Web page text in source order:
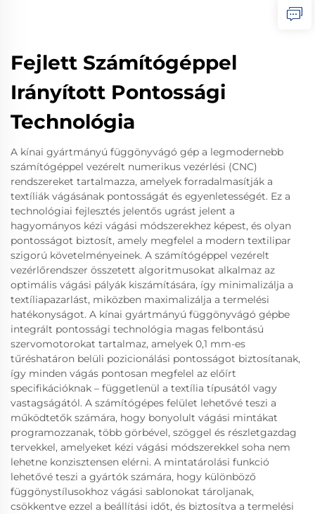
Fejlett Számítógéppel
Irányított Pontossági
Technológia
A kínai gyártmányú függönyvágó gép a legmodernebb
számítógéppel vezérelt numerikus vezérlési (CNC)
rendszereket tartalmazza, amelyek forradalmasítják a
textíliák vágásának pontosságát és egyenletességét. Ez a
technológiai fejlesztés jelentős ugrást jelent a
hagyományos kézi vágási módszerekhez képest, és olyan
pontosságot biztosít, amely megfelel a modern textilipar
szigorú követelményeinek. A számítógéppel vezérelt
vezérlőrendszer összetett algoritmusokat alkalmaz az
optimális vágási pályák kiszámítására, így minimalizálja a
textíliapazarlást, miközben maximalizálja a termelési
hatékonyságot. A kínai gyártmányú függönyvágó gépbe
integrált pontossági technológia magas felbontású
szervomotorokat tartalmaz, amelyek 0,1 mm-es
tűréshatáron belüli pozicionálási pontosságot biztosítanak,
így minden vágás pontosan megfelel az előírt
specifikációknak – függetlenül a textília típusától vagy
vastagságától. A számítógépes felület lehetővé teszi a
működtetők számára, hogy bonyolult vágási mintákat
programozzanak, több görbével, szöggel és részletgazdag
tervekkel, amelyeket kézi vágási módszerekkel soha nem
lehetne konzisztensen elérni. A mintatárolási funkció
lehetővé teszi a gyártók számára, hogy különböző
függönystílusokhoz vágási sablonokat tároljanak,
csökkentve ezzel a beállítási időt, és biztosítva a termelési